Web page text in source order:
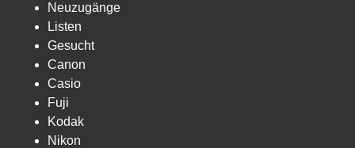
Neuzugänge
Listen
Gesucht
Canon
Casio
Fuji
Kodak
Nikon